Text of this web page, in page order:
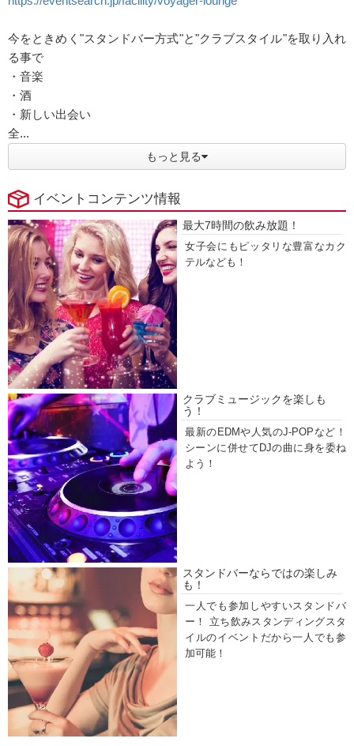
今をときめく"スタンドバー方式"と"クラブスタイル"を取り入れ
る事で
・音楽
・酒
・新しい出会い
全...
もっと見る
イベントコンテンツ情報
最大7時間の飲み放題！
女子会にもピッタリな豊富なカク
テルなども！
クラブミュージックを楽しも
う！
最新のEDMや人気のJ-POPなど！
シーンに併せてDJの曲に身を委ね
よう！
スタンドバーならではの楽しみ
も！
一人でも参加しやすいスタンドバ
ー！ 立ち飲みスタンディングスタ
イルのイベントだから一人でも参
加可能！